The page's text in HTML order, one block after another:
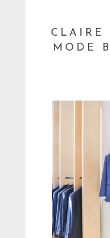
CLAIRE
MODE